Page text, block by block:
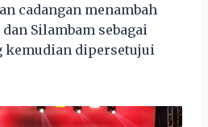
cadangan menambah
Silambam sebagai
kemudian dipersetujui